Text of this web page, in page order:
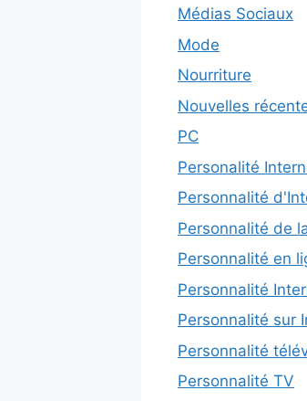
Médias Sociaux
Mode
Nourriture
Nouvelles
PC
Personalité
Personnalité
Personnalité de
Personnalité en
Personnalité
Personnalité sur
Personnalité
Personnalité TV